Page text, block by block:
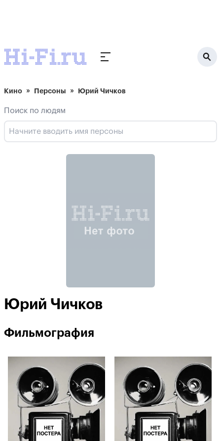
Кино Персоны Юрий Чичков
Поиск по людям
Юрий Чичков
Фильмография